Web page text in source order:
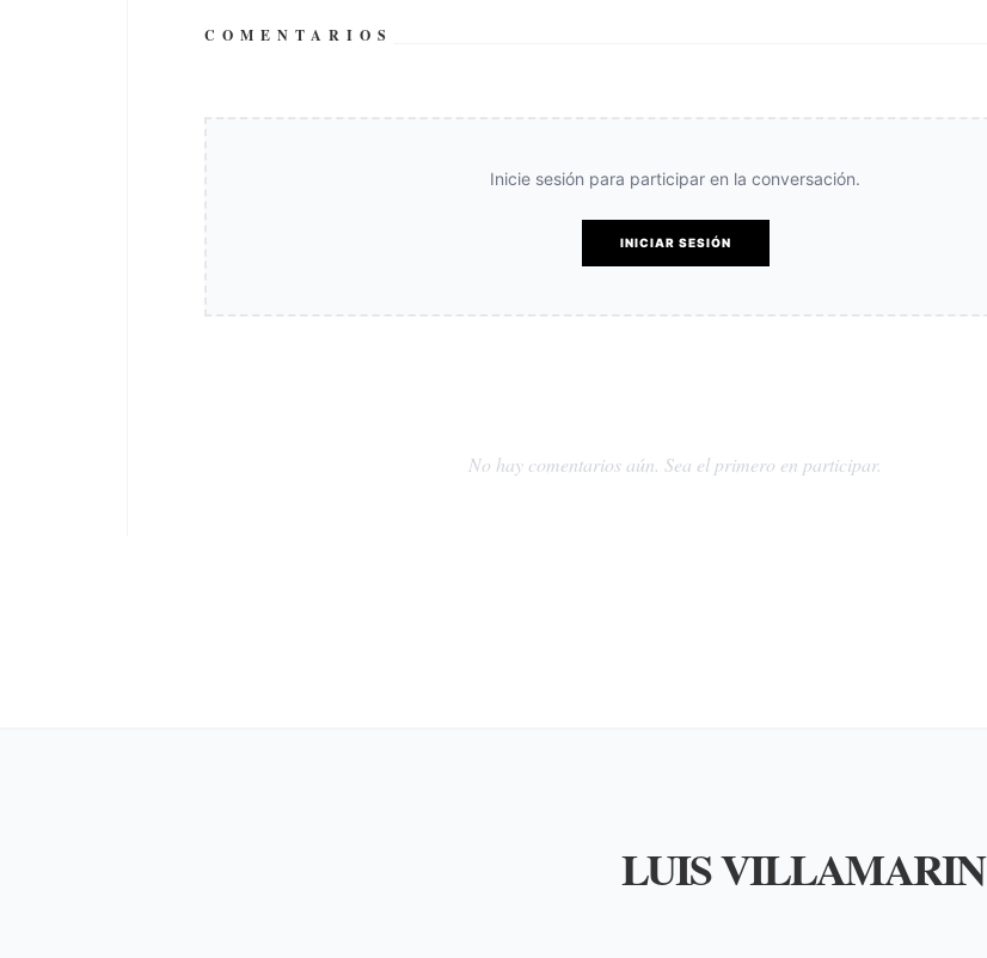
COMENTARIOS
Inicie sesión para participar en la conversación.
INICIAR SESIÓN
No hay comentarios aún. Sea el primero en participar.
LUIS VILLAMARIN